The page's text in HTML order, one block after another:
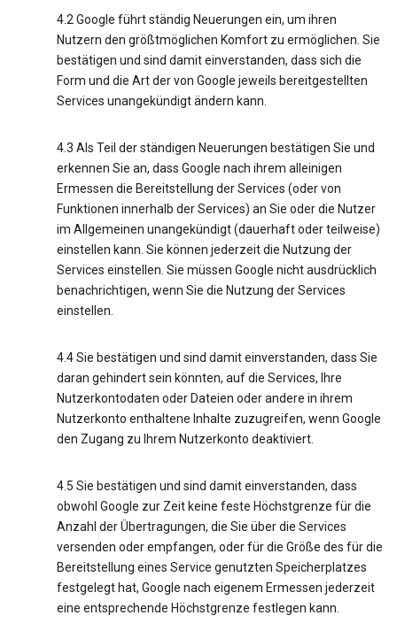
4.2 Google führt ständig Neuerungen ein, um ihren
Nutzern den größtmöglichen Komfort zu ermöglichen. Sie
bestätigen und sind damit einverstanden, dass sich die
Form und die Art der von Google jeweils bereitgestellten
Services unangekündigt ändern kann.
4.3 Als Teil der ständigen Neuerungen bestätigen Sie und
erkennen Sie an, dass Google nach ihrem alleinigen
Ermessen die Bereitstellung der Services (oder von
Funktionen innerhalb der Services) an Sie oder die Nutzer
im Allgemeinen unangekündigt (dauerhaft oder teilweise)
einstellen kann. Sie können jederzeit die Nutzung der
Services einstellen. Sie müssen Google nicht ausdrücklich
benachrichtigen, wenn Sie die Nutzung der Services
einstellen.
4.4 Sie bestätigen und sind damit einverstanden, dass Sie
daran gehindert sein könnten, auf die Services, Ihre
Nutzerkontodaten oder Dateien oder andere in ihrem
Nutzerkonto enthaltene Inhalte zuzugreifen, wenn Google
den Zugang zu Ihrem Nutzerkonto deaktiviert.
4.5 Sie bestätigen und sind damit einverstanden, dass
obwohl Google zur Zeit keine feste Höchstgrenze für die
Anzahl der Übertragungen, die Sie über die Services
versenden oder empfangen, oder für die Größe des für die
Bereitstellung eines Service genutzten Speicherplatzes
festgelegt hat, Google nach eigenem Ermessen jederzeit
eine entsprechende Höchstgrenze festlegen kann.